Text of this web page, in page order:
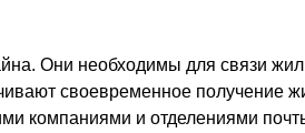
Они необходимы для связи
своевременное получение
компаниями и отделениями